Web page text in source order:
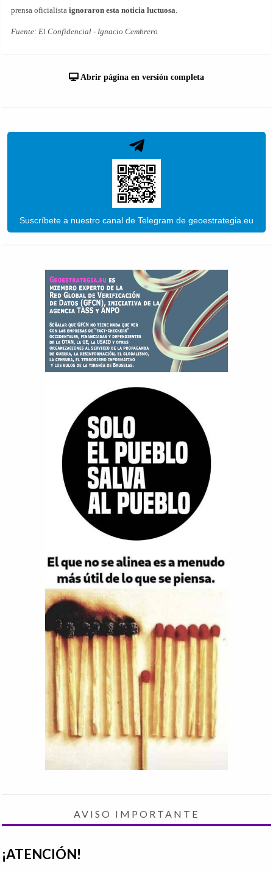
prensa oficialista ignoraron esta noticia luctuosa.
Fuente: El Confidencial - Ignacio Cembrero
Abrir página en versión completa
Suscríbete a nuestro canal de Telegram de geoestrategia.eu
AVISO IMPORTANTE
¡ATENCIÓN!